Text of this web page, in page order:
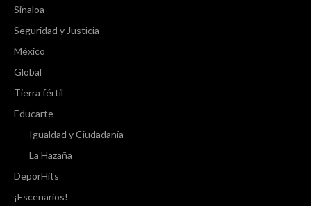
Sinaloa
Seguridad y Justicia
México
Global
Tierra fértil
Educarte
Igualdad y Ciudadanía
La Hazaña
DeporHits
¡Escenarios!